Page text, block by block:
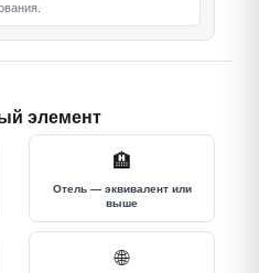
элемент
🏨
Отель — эквивалент или
выше
🌐